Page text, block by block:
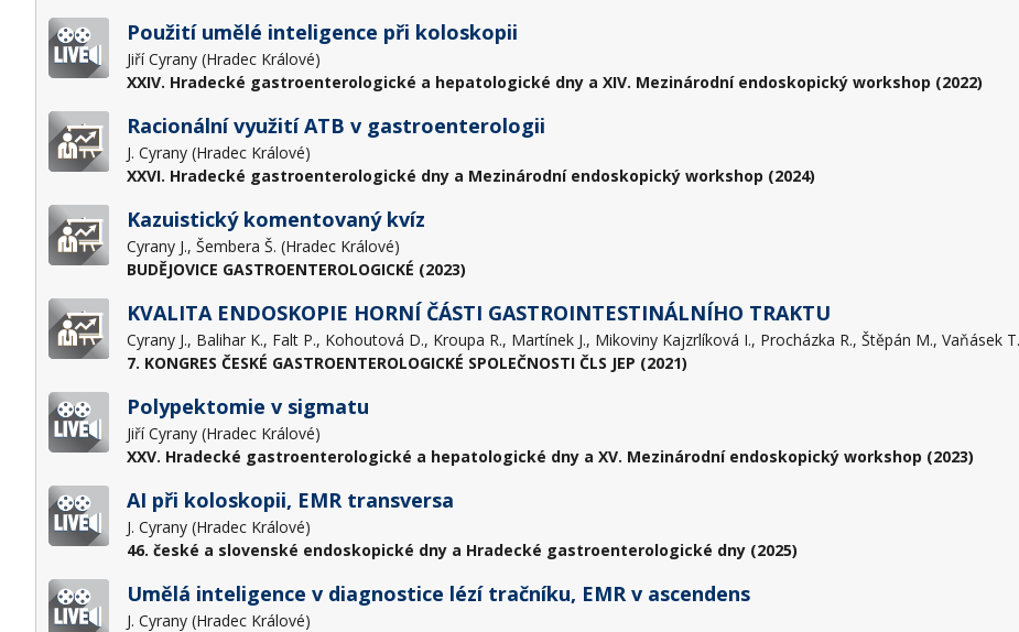
Použití umělé inteligence při koloskopii
Jiří Cyrany (Hradec Králové)
XXIV. Hradecké gastroenterologické a hepatologické dny a XIV. Mezinárodní endoskopický workshop (2022)
Racionální využití ATB v gastroenterologii
J. Cyrany (Hradec Králové)
XXVI. Hradecké gastroenterologické dny a Mezinárodní endoskopický workshop (2024)
Kazuistický komentovaný kvíz
Cyrany J., Šembera Š. (Hradec Králové)
BUDĚJOVICE GASTROENTEROLOGICKÉ (2023)
KVALITA ENDOSKOPIE HORNÍ ČÁSTI GASTROINTESTINÁLNÍHO TRAKTU
7. KONGRES ČESKÉ GASTROENTEROLOGICKÉ SPOLEČNOSTI ČLS JEP (2021)
Polypektomie v sigmatu
Jiří Cyrany (Hradec Králové)
XXV. Hradecké gastroenterologické a hepatologické dny a XV. Mezinárodní endoskopický workshop (2023)
AI při koloskopii, EMR transversa
J. Cyrany (Hradec Králové)
46. české a slovenské endoskopické dny a Hradecké gastroenterologické dny (2025)
Umělá inteligence v diagnostice lézí tračníku, EMR v ascendens
J. Cyrany (Hradec Králové)